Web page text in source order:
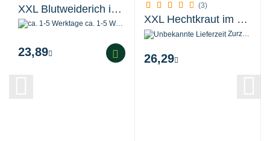
XXL Blutweiderich im 1,5 Liter Pflanztopf...
ca. 1-5 Werktage
23,89
(3)
XXL Hechtkraut im 2 Liter Pflanztopf
Zurzeit nicht verfügbar
26,29